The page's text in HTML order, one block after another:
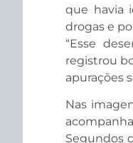
que havia
drogas e
“Esse
registrou
apurações
Nas
Segundos